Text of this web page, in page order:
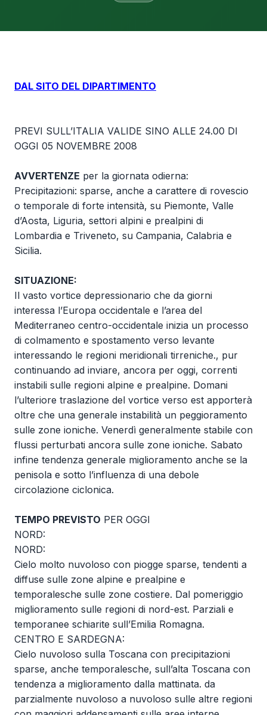
DAL SITO DEL DIPARTIMENTO
PREVI SULL’ITALIA VALIDE SINO ALLE 24.00 DI
OGGI 05 NOVEMBRE 2008
AVVERTENZE per la giornata odierna:
Precipitazioni: sparse, anche a carattere di rovescio
o temporale di forte intensità, su Piemonte, Valle
d’Aosta, Liguria, settori alpini e prealpini di
Lombardia e Triveneto, su Campania, Calabria e
Sicilia.
SITUAZIONE:
Il vasto vortice depressionario che da giorni
interessa l’Europa occidentale e l’area del
Mediterraneo centro-occidentale inizia un processo
di colmamento e spostamento verso levante
interessando le regioni meridionali tirreniche., pur
continuando ad inviare, ancora per oggi, correnti
instabili sulle regioni alpine e prealpine. Domani
l’ulteriore traslazione del vortice verso est apporterà
oltre che una generale instabilità un peggioramento
sulle zone ioniche. Venerdì generalmente stabile con
flussi perturbati ancora sulle zone ioniche. Sabato
infine tendenza generale miglioramento anche se la
penisola e sotto l’influenza di una debole
circolazione ciclonica.
TEMPO PREVISTO PER OGGI
NORD:
NORD:
Cielo molto nuvoloso con piogge sparse, tendenti a
diffuse sulle zone alpine e prealpine e
temporalesche sulle zone costiere. Dal pomeriggio
miglioramento sulle regioni di nord-est. Parziali e
temporanee schiarite sull’Emilia Romagna.
CENTRO E SARDEGNA:
Cielo nuvoloso sulla Toscana con precipitazioni
sparse, anche temporalesche, sull’alta Toscana con
tendenza a miglioramento dalla mattinata. da
parzialmente nuvoloso a nuvoloso sulle altre regioni